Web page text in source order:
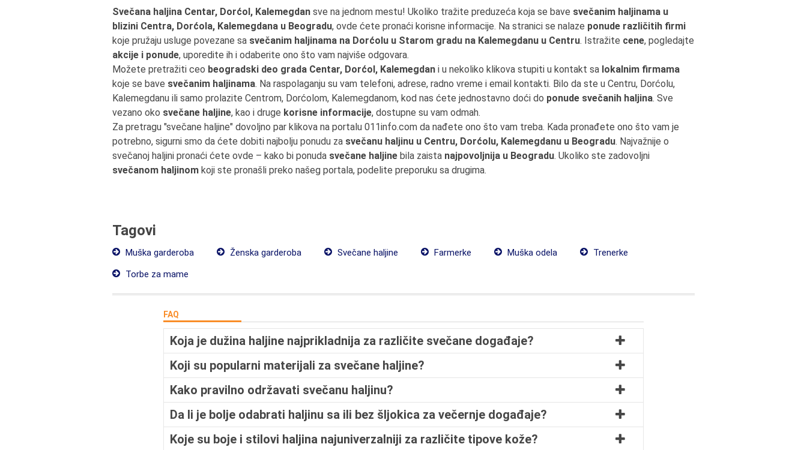
Svečana haljina Centar, Dorćol, Kalemegdan sve na jednom mestu! Ukoliko tražite preduzeća koja se bave svečanim haljinama u
blizini Centra, Dorćola, Kalemegdana u Beogradu, ovde ćete pronaći korisne informacije. Na stranici se nalaze ponude različitih firmi
koje pružaju usluge povezane sa svečanim haljinama na Dorćolu u Starom gradu na Kalemegdanu u Centru. Istražite cene, pogledajte
akcije i ponude, uporedite ih i odaberite ono što vam najviše odgovara.
Možete pretražiti ceo beogradski deo grada Centar, Dorćol, Kalemegdan i u nekoliko klikova stupiti u kontakt sa lokalnim firmama
koje se bave svečanim haljinama. Na raspolaganju su vam telefoni, adrese, radno vreme i email kontakti. Bilo da ste u Centru, Dorćolu,
Kalemegdanu ili samo prolazite Centrom, Dorćolom, Kalemegdanom, kod nas ćete jednostavno doći do ponude svečanih haljina. Sve
vezano oko svečane haljine, kao i druge korisne informacije, dostupne su vam odmah.
Za pretragu "svečane haljine" dovoljno par klikova na portalu 011info.com da nađete ono što vam treba. Kada pronađete ono što vam je
potrebno, sigurni smo da ćete dobiti najbolju ponudu za svečanu haljinu u Centru, Dorćolu, Kalemegdanu u Beogradu. Najvažnije o
svečanoj haljini pronaći ćete ovde – kako bi ponuda svečane haljine bila zaista najpovoljnija u Beogradu. Ukoliko ste zadovoljni
svečanom haljinom koji ste pronašli preko našeg portala, podelite preporuku sa drugima.
Tagovi
Muška garderoba Ženska garderoba Svečane haljine Farmerke Muška odela
Trenerke
Torbe za mame
FAQ
Koja je dužina haljine najprikladnija za različite svečane događaje?
Koji su popularni materijali za svečane haljine?
Kako pravilno održavati svečanu haljinu?
Da li je bolje odabrati haljinu sa ili bez šljokica za večernje događaje?
Koje su boje i stilovi haljina najuniverzalniji za različite tipove kože?